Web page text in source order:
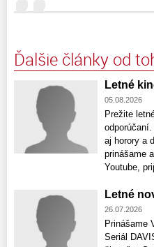
Ďalšie články od
Letné
05.08.2026
Prežite
aj horory a
prinášame
Youtube,
Letné
26.07.2026
Prinášame
Seriál